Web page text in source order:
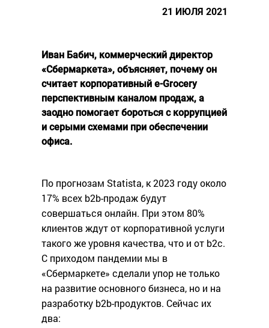
21 ИЮЛЯ 2021
Иван Бабич, коммерческий директор
«Сбермаркета», объясняет, почему он
считает корпоративный e-Grocery
перспективным каналом продаж, а
заодно помогает бороться с коррупцией
и серыми схемами при обеспечении
офиса.
По прогнозам Statista, к 2023 году около
17% всех b2b-продаж будут
совершаться онлайн. При этом 80%
клиентов ждут от корпоративной услуги
такого же уровня качества, что и от b2c.
С приходом пандемии мы в
«Сбермаркете» сделали упор не только
на развитие основного бизнеса, но и на
разработку b2b-продуктов. Сейчас их
два: